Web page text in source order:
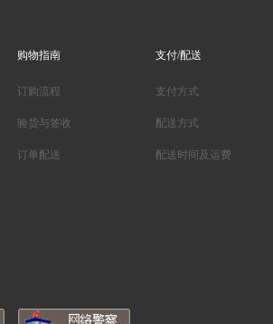
购物指南
订购流程
验货与签收
订单配送
支付/配送
支付方式
配送方式
配送时间及运费